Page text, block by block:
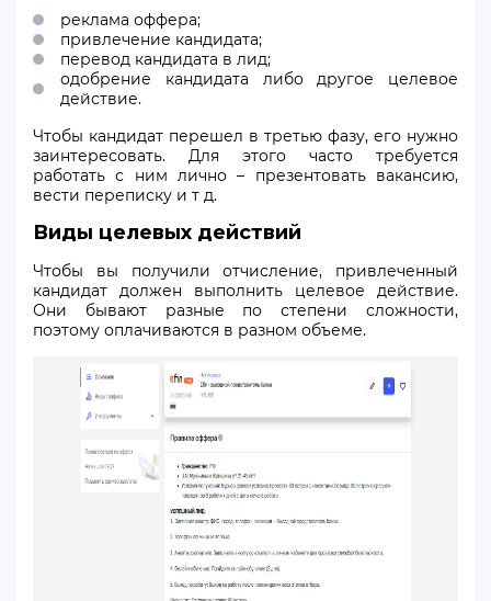
реклама оффера;
привлечение кандидата;
перевод кандидата в лид;
одобрение кандидата либо другое целевое
действие.
Чтобы кандидат перешел в третью фазу, его нужно
заинтересовать. Для этого часто требуется
работать с ним лично – презентовать вакансию,
вести переписку и т д.
Виды целевых действий
Чтобы вы получили отчисление, привлеченный
кандидат должен выполнить целевое действие.
Они бывают разные по степени сложности,
поэтому оплачиваются в разном объеме.